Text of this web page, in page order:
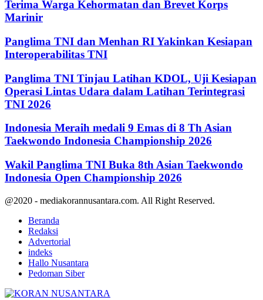
Terima Warga Kehormatan dan Brevet Korps
Marinir
Panglima TNI dan Menhan RI Yakinkan Kesiapan
Interoperabilitas TNI
Panglima TNI Tinjau Latihan KDOL, Uji Kesiapan
Operasi Lintas Udara dalam Latihan Terintegrasi
TNI 2026
Indonesia Meraih medali 9 Emas di 8 Th Asian
Taekwondo Indonesia Championship 2026
Wakil Panglima TNI Buka 8th Asian Taekwondo
Indonesia Open Championship 2026
@2020 - mediakorannusantara.com. All Right Reserved.
Beranda
Redaksi
Advertorial
indeks
Hallo Nusantara
Pedoman Siber